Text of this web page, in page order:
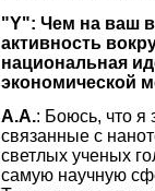
"Y": Чем на ваш
активность
национальная
экономической
А.А.: Боюсь, что я
связанные с
светлых ученых
самую научную